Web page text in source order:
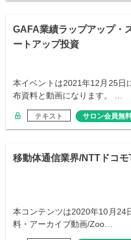
GAFA業績ラップアップ・
ートアップ投資
本イベントは2021年12月25日
布資料と動画になります。 …
テキスト サロン会員無
移動体通信業界/NTTドコモ
本コンテンツは2020年10月24
料・アーカイブ動画/Zoo…